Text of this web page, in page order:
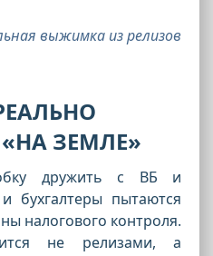
выжимка из релизов
ЗЕМЛЕ»
дружить с ВБ и
бухгалтеры пытаются
налогового контроля.
не релизами, а